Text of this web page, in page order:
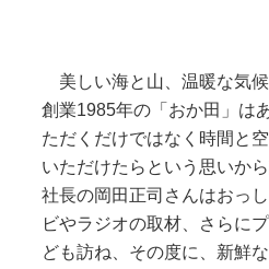
美しい海と山、温暖な気
創業1985年の「おか田」は
ただくだけではなく時間と
いただけたらという思いか
社長の岡田正司さんはおっ
ビやラジオの取材、さらに
ども訪ね、その度に、新鮮